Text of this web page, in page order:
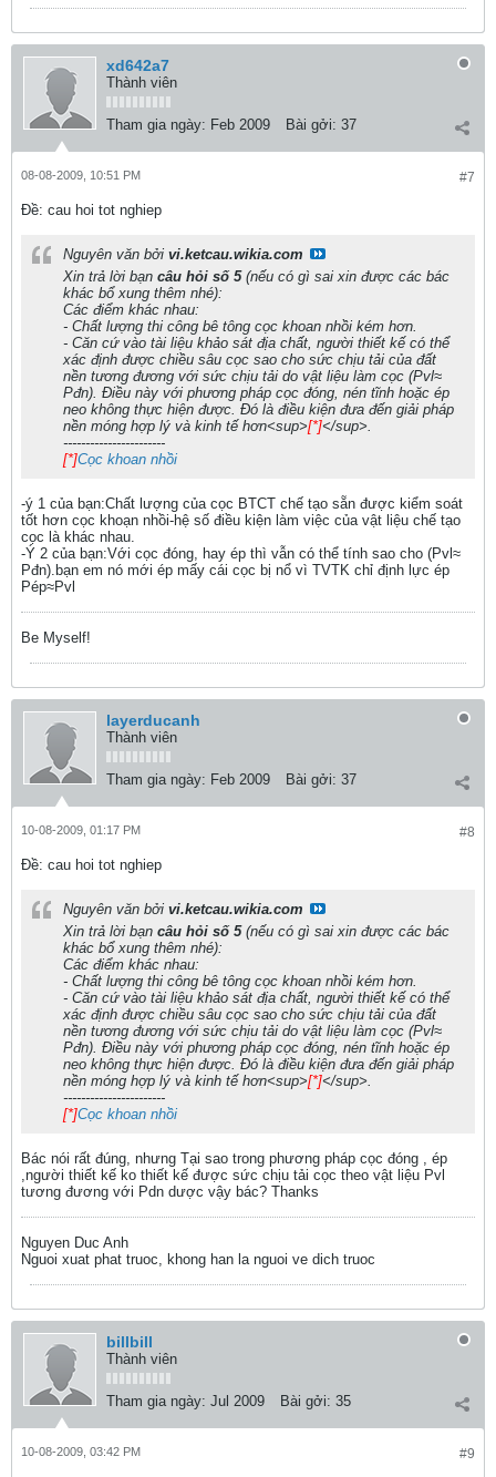
xd642a7
Thành viên
Tham gia ngày: Feb 2009 Bài gởi: 37
#7
08-08-2009, 10:51 PM
Ðề: cau hoi tot nghiep
Nguyên văn bởi vi.ketcau.wikia.com
Xin trả lời bạn câu hỏi số 5(nếu có gì sai xin được các bác
khác bổ xung thêm nhé):
Các điểm khác nhau:
- Chất lượng thi công bê tông cọc khoan nhồi kém hơn.
- Căn cứ vào tài liệu khảo sát địa chất, người thiết kế có thể
xác định được chiều sâu cọc sao cho sức chịu tải của đất
nền tương đương với sức chịu tải do vật liệu làm cọc (Pvl≈
Pđn). Điều này với phương pháp cọc đóng, nén tĩnh hoặc ép
neo không thực hiện được. Đó là điều kiện đưa đến giải pháp
nền móng hợp lý và kinh tế hơn<sup>[*]</sup>.
-----------------------
[*]Cọc khoan nhồi
-ý 1 của bạn:Chất lượng của cọc BTCT chế tạo sẵn được kiểm soát
tốt hơn cọc khoạn nhồi-hệ số điều kiện làm việc của vật liệu chế tạo
cọc là khác nhau.
-Ý 2 của bạn:Với cọc đóng, hay ép thì vẫn có thể tính sao cho (Pvl≈
Pđn).bạn em nó mới ép mấy cái cọc bị nổ vì TVTK chỉ định lực ép
Pép≈Pvl
Be Myself!
layerducanh
Thành viên
Tham gia ngày: Feb 2009 Bài gởi: 37
#8
10-08-2009, 01:17 PM
Ðề: cau hoi tot nghiep
Nguyên văn bởi vi.ketcau.wikia.com
Xin trả lời bạn câu hỏi số 5(nếu có gì sai xin được các bác
khác bổ xung thêm nhé):
Các điểm khác nhau:
- Chất lượng thi công bê tông cọc khoan nhồi kém hơn.
- Căn cứ vào tài liệu khảo sát địa chất, người thiết kế có thể
xác định được chiều sâu cọc sao cho sức chịu tải của đất
nền tương đương với sức chịu tải do vật liệu làm cọc (Pvl≈
Pđn). Điều này với phương pháp cọc đóng, nén tĩnh hoặc ép
neo không thực hiện được. Đó là điều kiện đưa đến giải pháp
nền móng hợp lý và kinh tế hơn<sup>[*]</sup>.
-----------------------
[*]Cọc khoan nhồi
Bác nói rất đúng, nhưng Tại sao trong phương pháp cọc đóng , ép
,người thiết kế ko thiết kế được sức chịu tải cọc theo vật liệu Pvl
tương đương với Pdn dược vậy bác? Thanks
Nguyen Duc Anh
Nguoi xuat phat truoc, khong han la nguoi ve dich truoc
billbill
Thành viên
Tham gia ngày: Jul 2009 Bài gởi: 35
#9
10-08-2009, 03:42 PM